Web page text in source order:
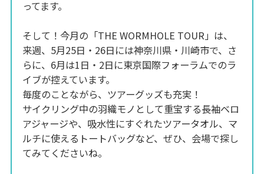
ってます。
そして！今月の「THE WORMHOLE TOUR」は、
来週、5月25日・26日には神奈川県・川崎市で、さ
らに、6月は1日・2日に東京国際フォーラムでのラ
イブが控えています。
毎度のことながら、ツアーグッズも充実！
サイクリング中の羽織モノとして重宝する長袖ベロ
アジャージや、吸水性にすぐれたツアータオル、マ
ルチに使えるトートバッグなど、ぜひ、会場で探し
てみてくださいね。